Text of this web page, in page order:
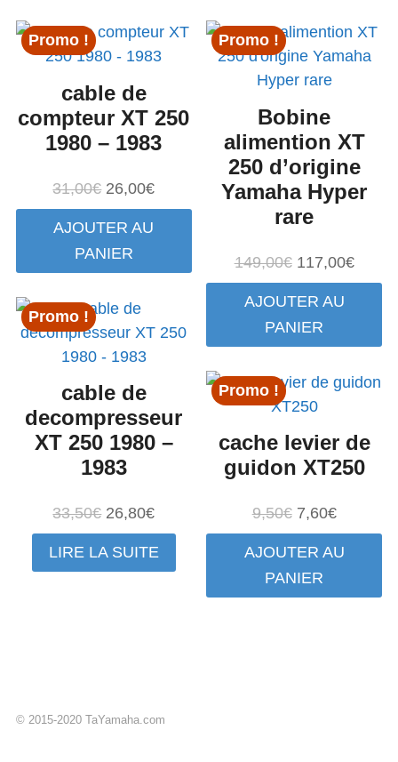
Promo !
cable de
compteur XT 250
1980 – 1983
31,00€ Le
prix
initial
était :
26,00€Le
prix
26,00€.
AJOUTER AU
PANIER
Promo !
Bobine
alimention XT
250 d’origine
Yamaha Hyper
rare
149,00€ Le
prix
initial
était :
117,00€Le
prix
AJOUTER AU
PANIER
Promo !
cable de
decompresseur
XT 250 1980 –
1983
33,50€ Le
prix
initial
26,80€Le
prix
actuel
LIRE LA SUITE
Promo !
cache levier de
guidon XT250
9,50€ Le
prix
initial
était :
7,60€Le
prix
actuel
AJOUTER AU
PANIER
© 2015-2020 TaYamaha.com